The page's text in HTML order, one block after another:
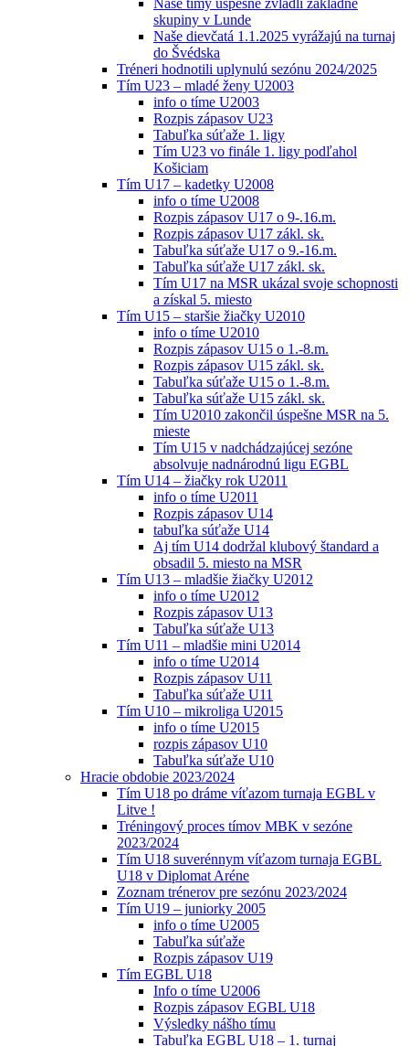
skupiny v Lunde
Naše dievčatá 1.1.2025 vyrážajú na turnaj
do Švédska
Tréneri hodnotili uplynulú sezónu 2024/2025
Tím U23 – mladé ženy U2003
info o tíme U2003
Rozpis zápasov U23
Tabuľka súťaže 1. ligy
Tím U23 vo finále 1. ligy podľahol
Košiciam
Tím U17 – kadetky U2008
info o tíme U2008
Rozpis zápasov U17 o 9-.16.m.
Rozpis zápasov U17 zákl. sk.
Tabuľka súťaže U17 o 9.-16.m.
Tabuľka súťaže U17 zákl. sk.
Tím U17 na MSR ukázal svoje schopnosti
a získal 5. miesto
Tím U15 – staršie žiačky U2010
info o tíme U2010
Rozpis zápasov U15 o 1.-8.m.
Rozpis zápasov U15 zákl. sk.
Tabuľka súťaže U15 o 1.-8.m.
Tabuľka súťaže U15 zákl. sk.
Tím U2010 zakončil úspešne MSR na 5.
mieste
Tím U15 v nadchádzajúcej sezóne
absolvuje nadnárodnú ligu EGBL
Tím U14 – žiačky rok U2011
info o tíme U2011
Rozpis zápasov U14
tabuľka súťaže U14
Aj tím U14 dodržal klubový štandard a
obsadil 5. miesto na MSR
Tím U13 – mladšie žiačky U2012
info o tíme U2012
Rozpis zápasov U13
Tabuľka súťaže U13
Tím U11 – mladšie mini U2014
info o tíme U2014
Rozpis zápasov U11
Tabuľka súťaže U11
Tím U10 – mikroliga U2015
info o tíme U2015
rozpis zápasov U10
Tabuľka súťaže U10
Hracie obdobie 2023/2024
Tím U18 po dráme víťazom turnaja EGBL v
Litve !
Tréningový proces tímov MBK v sezóne
2023/2024
Tím U18 suverénnym víťazom turnaja EGBL
U18 v Diplomat Aréne
Zoznam trénerov pre sezónu 2023/2024
Tím U19 – juniorky 2005
info o tíme U2005
Tabuľka súťaže
Rozpis zápasov U19
Tím EGBL U18
Info o tíme U2006
Rozpis zápasov EGBL U18
Výsledky nášho tímu
Tabuľka EGBL U18 – 1. turnaj